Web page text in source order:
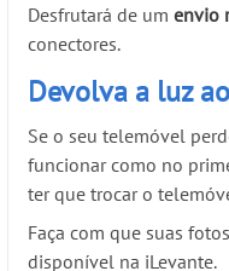
Desfrutará de umenvio
conectores.
Devolva a luz
Se o seu telemóvel
funcionar como no
ter que trocar o
Faça com que suas
disponível na iLevante.